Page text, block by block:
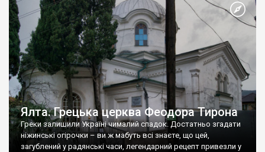
Ялта. Грецька церква Феодора Тирона
Греки залишили Україні чималий спадок. Достатньо згадати
ніжинські огірочки – ви ж мабуть всі знаєте, що цей,
загублений у радянські часи, легендарний рецепт привезли у